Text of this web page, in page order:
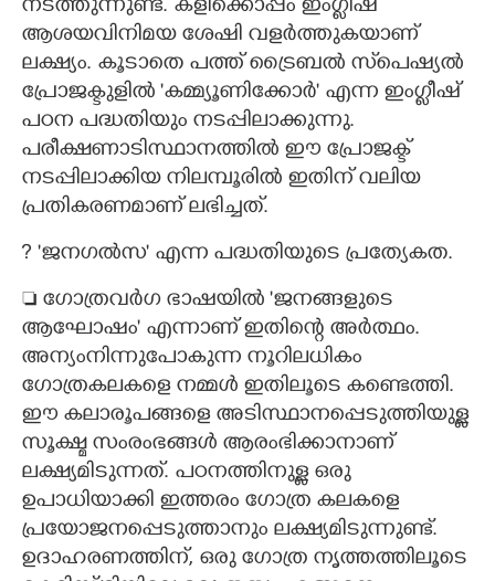
നടത്തുന്നുണ്ട്. കളിക്കൊപ്പം ഇംഗ്ലീഷ്
ആശയവിനിമയ ശേഷി വളർത്തുകയാണ്
ലക്ഷ്യം. കൂടാതെ പത്ത് ട്രൈബൽ സ്‌പെഷ്യൽ
പ്രോജക്ടുളിൽ 'കമ്മ്യൂണിക്കോർ" എന്ന ഇംഗ്ലീഷ്
പഠന പദ്ധതിയും നടപ്പിലാക്കുന്നു.
പരീക്ഷണാടിസ്ഥാനത്തിൽ ഈ പ്രോജക്ട്
നടപ്പിലാക്കിയ നിലമ്പൂരിൽ ഇതിന് വലിയ
പ്രതികരണമാണ് ലഭിച്ചത്.
?​ 'ജനഗൽസ" എന്ന പദ്ധതിയുടെ പ്രത്യേകത.
 ഗോത്രവർഗ ഭാഷയിൽ 'ജനങ്ങളുടെ
ആഘോഷം" എന്നാണ് ഇതിന്റെ അർത്ഥം.
അന്യംനിന്നുപോകുന്ന നൂറിലധികം
ഗോത്രകലകളെ നമ്മൾ ഇതിലൂടെ കണ്ടെത്തി.
ഈ കലാരൂപങ്ങളെ അടിസ്ഥാനപ്പെടുത്തിയുള്ള
സൂക്ഷ്മ സംരംഭങ്ങൾ ആരംഭിക്കാനാണ്
ലക്ഷ്യമിടുന്നത്. പഠനത്തിനുള്ള ഒരു
ഉപാധിയാക്കി ഇത്തരം ഗോത്ര കലകളെ
പ്രയോജനപ്പെടുത്താനും ലക്ഷ്യമിടുന്നുണ്ട്.
ഉദാഹരണത്തിന്, ഒരു ഗോത്ര നൃത്തത്തിലൂടെ